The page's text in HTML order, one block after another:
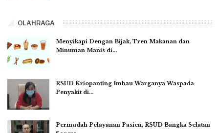
OLAHRAGA
Menyikapi Dengan Bijak, Tren Makanan dan
Minuman Manis di…
RSUD Kriopanting Imbau Warganya Waspada
Penyakit di…
Permudah Pelayanan Pasien, RSUD Bangka Selatan